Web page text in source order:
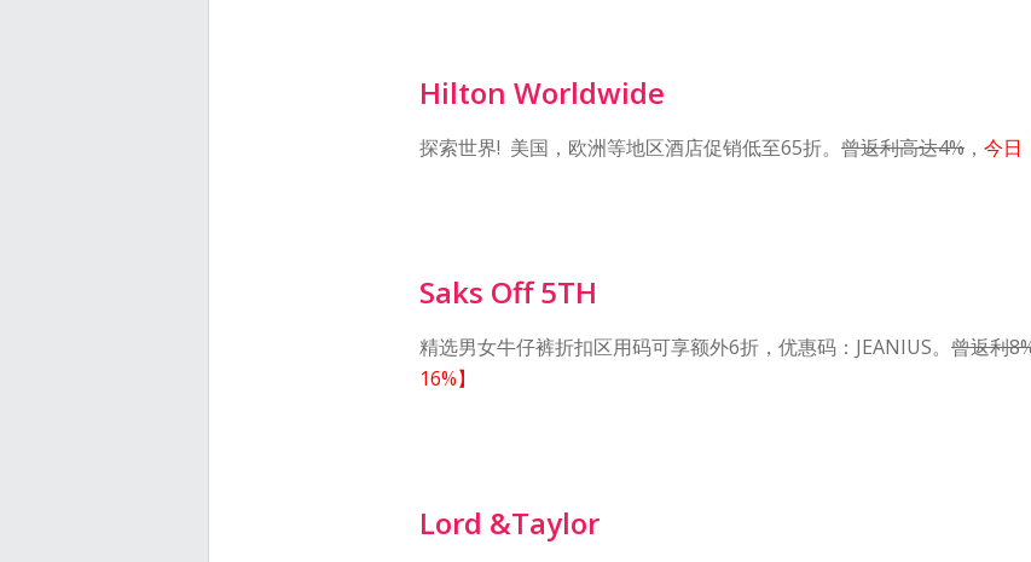
Hilton Worldwide
探索世界! 美国，欧洲等地区酒店促销低至65折。 曾返利高达4% ， 今日
Saks Off 5TH
精选男女牛仔裤折扣区用码可享额外6折，优惠码：JEANIUS。 曾返利
16%】
Lord &Taylor